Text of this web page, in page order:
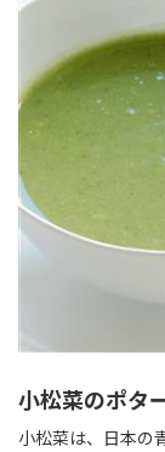
小松菜のポタ
小松菜は、日本の